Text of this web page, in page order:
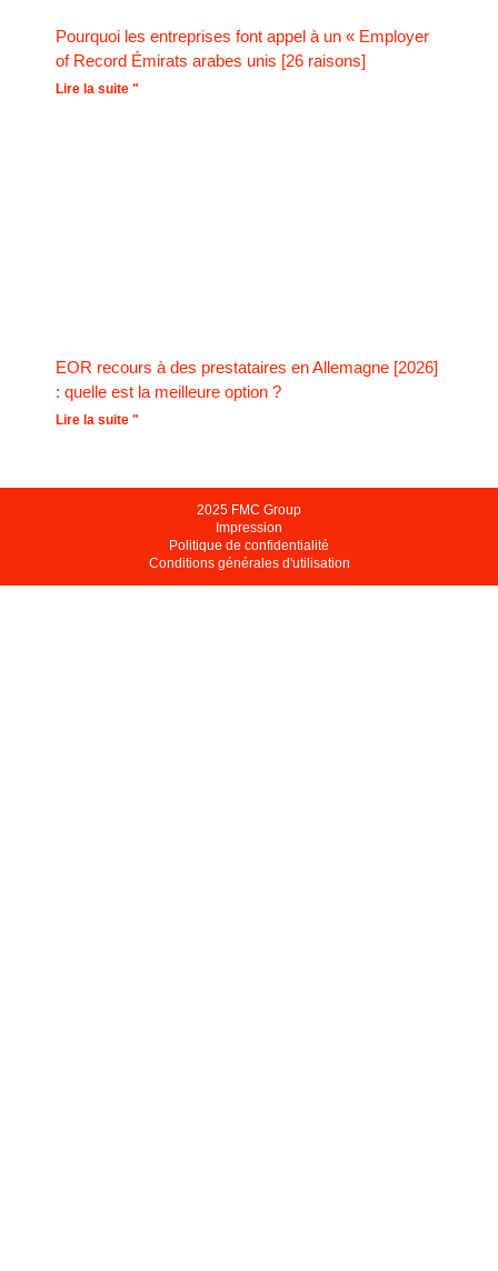
Pourquoi les entreprises font appel à un « Employer
of Record Émirats arabes unis [26 raisons]
Lire la suite "
EOR recours à des prestataires en Allemagne [2026]
: quelle est la meilleure option ?
Lire la suite "
2025 FMC Group
Impression
Politique de confidentialité
Conditions générales d'utilisation